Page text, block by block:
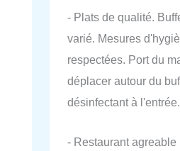
- Plats de qualité.
varié. Mesures
respectées. Port du
déplacer autour du
désinfectant à
- Restaurant agreable